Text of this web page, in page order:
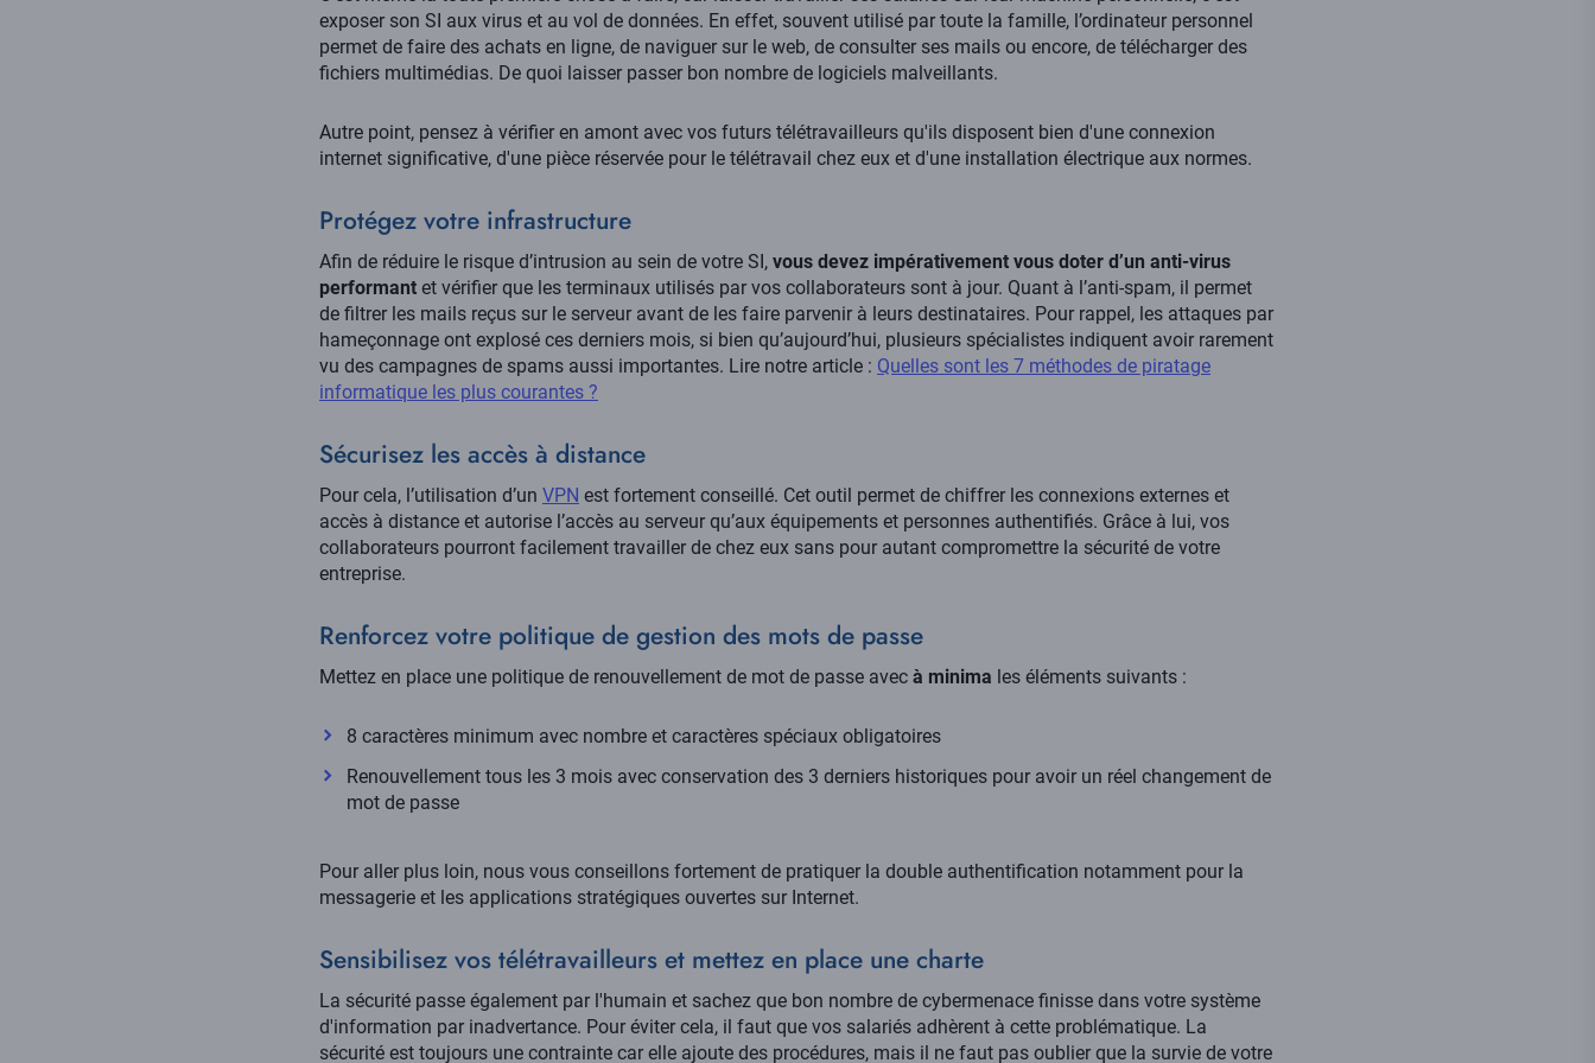
exposer son SI aux virus et au vol de données. En effet, souvent utilisé par toute la famille, l’ordinateur personnel
permet de faire des achats en ligne, de naviguer sur le web, de consulter ses mails ou encore, de télécharger des
fichiers multimédias. De quoi laisser passer bon nombre de logiciels malveillants.
Autre point, pensez à vérifier en amont avec vos futurs télétravailleurs qu'ils disposent bien d'une connexion
internet significative, d'une pièce réservée pour le télétravail chez eux et d'une installation électrique aux normes.
Protégez votre infrastructure
Afin de réduire le risque d’intrusion au sein de votre SI, vous devez impérativement vous doter d’un anti-virus
performant et vérifier que les terminaux utilisés par vos collaborateurs sont à jour. Quant à l’anti-spam, il permet
de filtrer les mails reçus sur le serveur avant de les faire parvenir à leurs destinataires. Pour rappel, les attaques par
hameçonnage ont explosé ces derniers mois, si bien qu’aujourd’hui, plusieurs spécialistes indiquent avoir rarement
vu des campagnes de spams aussi importantes. Lire notre article : Quelles sont les 7 méthodes de piratage
informatique les plus courantes ?
Sécurisez les accès à distance
Pour cela, l’utilisation d’un VPN est fortement conseillé. Cet outil permet de chiffrer les connexions externes et
accès à distance et autorise l’accès au serveur qu’aux équipements et personnes authentifiés. Grâce à lui, vos
collaborateurs pourront facilement travailler de chez eux sans pour autant compromettre la sécurité de votre
entreprise.
Renforcez votre politique de gestion des mots de passe
Mettez en place une politique de renouvellement de mot de passe avec à minima les éléments suivants :
8 caractères minimum avec nombre et caractères spéciaux obligatoires
Renouvellement tous les 3 mois avec conservation des 3 derniers historiques pour avoir un réel changement de
mot de passe
Pour aller plus loin, nous vous conseillons fortement de pratiquer la double authentification notamment pour la
messagerie et les applications stratégiques ouvertes sur Internet.
Sensibilisez vos télétravailleurs et mettez en place une charte
La sécurité passe également par l'humain et sachez que bon nombre de cybermenace finisse dans votre système
d'information par inadvertance. Pour éviter cela, il faut que vos salariés adhèrent à cette problématique. La
sécurité est toujours une contrainte car elle ajoute des procédures, mais il ne faut pas oublier que la survie de votre